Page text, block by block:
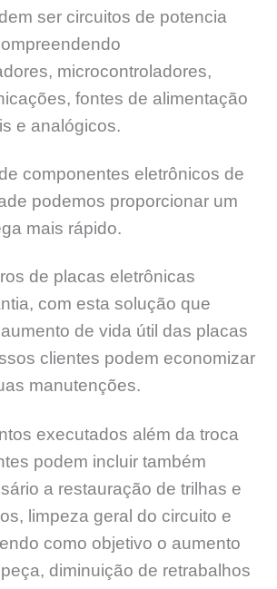
ser circuitos de potencia
microcontroladores,
fontes de alimentação
e analógicos.
componentes eletrônicos de
podemos proporcionar um
mais rápido.
de placas eletrônicas
com esta solução que
de vida útil das placas
clientes podem economizar
manutenções.
executados além da troca
podem incluir também
a restauração de trilhas e
limpeza geral do circuito e
como objetivo o aumento
diminuição de retrabalhos